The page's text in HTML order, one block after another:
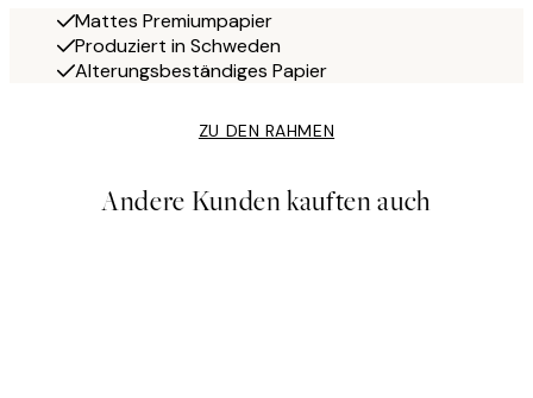
Mattes Premiumpapier
Produziert in Schweden
Alterungsbeständiges Papier
ZU DEN RAHMEN
Andere Kunden kauften auch